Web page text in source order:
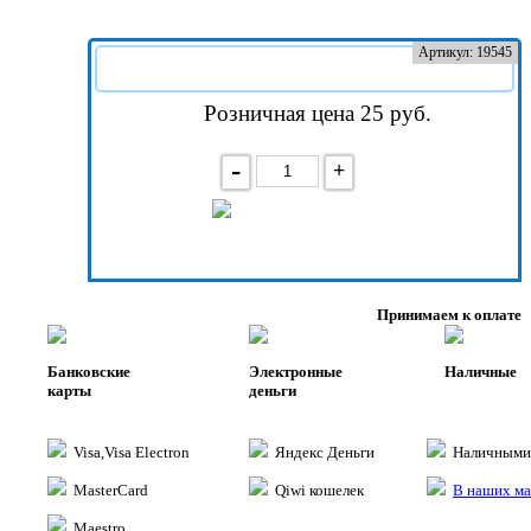
Артикул: 19545
Розничная цена 25 руб.
- +
Принимаем к оплате
Банковские
карты
Visa,Visa Electron
MasterCard
Электронные
деньги
Яндекс Деньги
Qiwi кошелек
Наличные
В наших